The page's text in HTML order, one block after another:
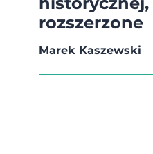
rozszerzone
Marek Kaszewski